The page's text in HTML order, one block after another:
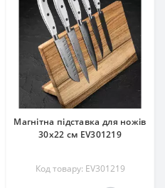
Магнітна підставка для ножів
30х22 cм EV301219
Код товару: EV301219